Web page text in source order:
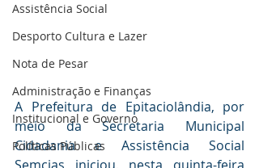
Assistência Social
Desporto Cultura e Lazer
Nota de Pesar
Administração e Finanças
Institucional e Governo
Políticas Públicas
A Prefeitura de Epitaciolândia, por
meio da Secretaria Municipal
Cidadania e Assistência Social